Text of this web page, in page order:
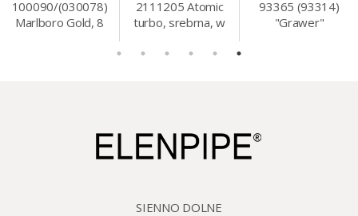
100090/(030078)
Marlboro Gold, 8
2111205 Atomic
turbo, srebrna, w
93365 (93314)
"Grawer"
SIENNO DOLNE